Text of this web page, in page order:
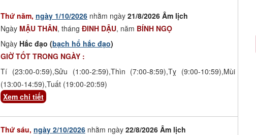
Thứ năm, ngày 1/10/2026 nhằm ngày 21/8/2026 Âm lịch
Ngày MẬU THÂN, tháng ĐINH DẬU, năm BÍNH NGỌ
Ngày Hắc đạo (bạch hổ hắc đạo)
GIỜ TỐT TRONG NGÀY :
Tí (23:00-0:59),Sửu (1:00-2:59),Thìn (7:00-8:59),Tỵ (9:00-10:59),Mùi
(13:00-14:59),Tuất (19:00-20:59)
Xem chi tiết
Thứ sáu, ngày 2/10/2026 nhằm ngày 22/8/2026 Âm lịch